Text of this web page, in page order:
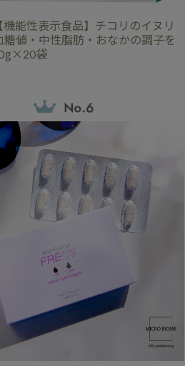
機能性表示食品】チコリのイヌリ
糖値・中性脂肪・おなかの調子を
袋